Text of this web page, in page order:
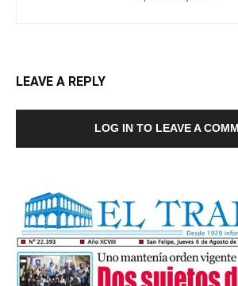
LEAVE A REPLY
LOG IN TO LEAVE A